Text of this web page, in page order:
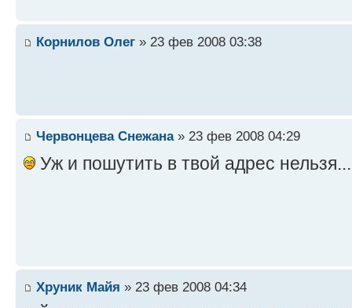
Корнилов Олег » 23 фев 2008 03:38
Червонцева Снежана» 23 фев 2008 04:29
Уж и пошутить в твой адрес
Хруник Майя » 23 фев 2008 04:34